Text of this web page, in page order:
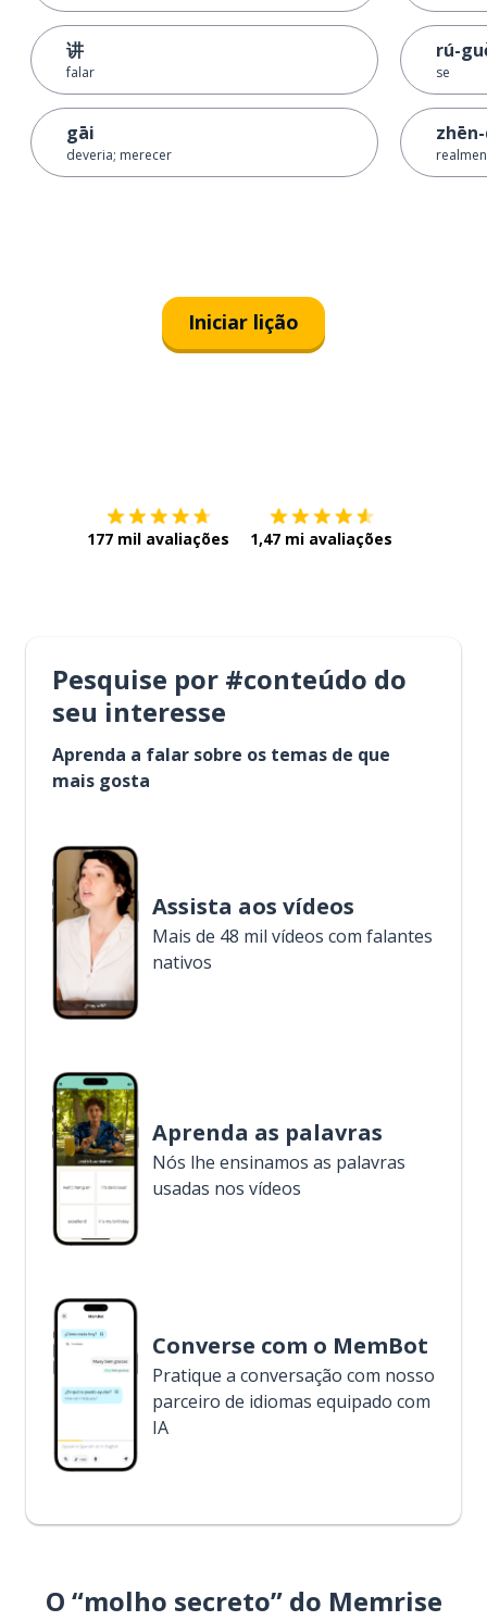
讲
falar
gāi
deveria; merecer
rú-
se
Iniciar lição
177 mil avaliações 1,47 mi avaliações
Pesquise por #conteúdo do
seu interesse
Aprenda a falar sobre os temas de que
mais gosta
Assista aos vídeos
Mais de 48 mil vídeos com falantes
nativos
Aprenda as palavras
Nós lhe ensinamos as palavras
usadas nos vídeos
Converse com o MemBot
Pratique a conversação com nosso
parceiro de idiomas equipado com
IA
O “molho secreto” do Memrise